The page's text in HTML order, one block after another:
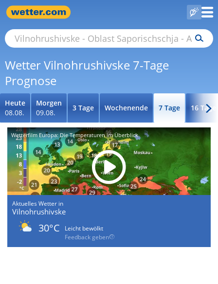
Wetter Vilnohrushivske 7-Tage
Prognose
Heute
08.08.
Morgen
09.08.
3 Tage Wochenende 7 Tage 16 Tage
Wetterfilm Europa: Die Temperaturen im Überblick
Aktuelles Wetter in
Vilnohrushivske
30°C
Leicht bewölkt
Feedback geben